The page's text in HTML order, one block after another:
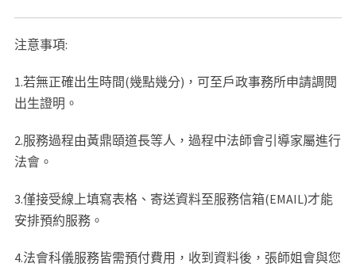
注意事項:
1.若無正確出生時間(幾點幾分)，可至戶政事務所申請調閱
出生證明。
2.服務過程由黃鼎頤道長等人，過程中法師會引導家屬進行
法會。
3.僅接受線上填寫表格、寄送資料至服務信箱(EMAIL)才能
安排預約服務。
4.法會科儀服務皆需預付費用，收到資料後，張師姐會與您